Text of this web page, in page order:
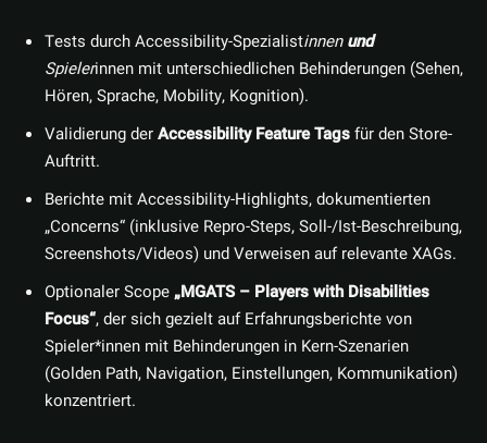
Tests durch Accessibility-Spezialistinnenund
Spielerinnen mit unterschiedlichen Behinderungen (Sehen,
Hören, Sprache, Mobility, Kognition).
Validierung derAccessibility Feature Tagsfür den Store-
Auftritt.
Berichte mit Accessibility-Highlights, dokumentierten
„Concerns“ (inklusive Repro-Steps, Soll-/Ist-Beschreibung,
Screenshots/Videos) und Verweisen auf relevante XAGs.
Optionaler Scope„MGATS – Players with Disabilities
Focus“, der sich gezielt auf Erfahrungsberichte von
Spieler*innen mit Behinderungen in Kern-Szenarien
(Golden Path, Navigation, Einstellungen, Kommunikation)
konzentriert.